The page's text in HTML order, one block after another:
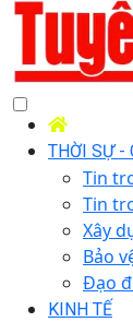
THỜI SỰ -
Tin
Tin
Xây
Bảo
Đạo
KINH TẾ